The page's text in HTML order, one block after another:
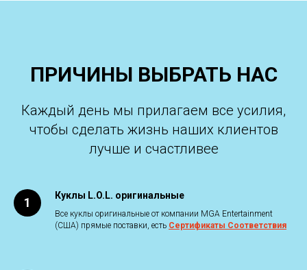
ПРИЧИНЫ ВЫБРАТЬ НАС
Каждый день мы прилагаем все усилия,
чтобы сделать жизнь наших клиентов
лучше и счастливее
Куклы L.O.L. оригинальные
Все куклы оригинальные от компании MGA Entertainment
(США) прямые поставки, есть Сертификаты Соответствия